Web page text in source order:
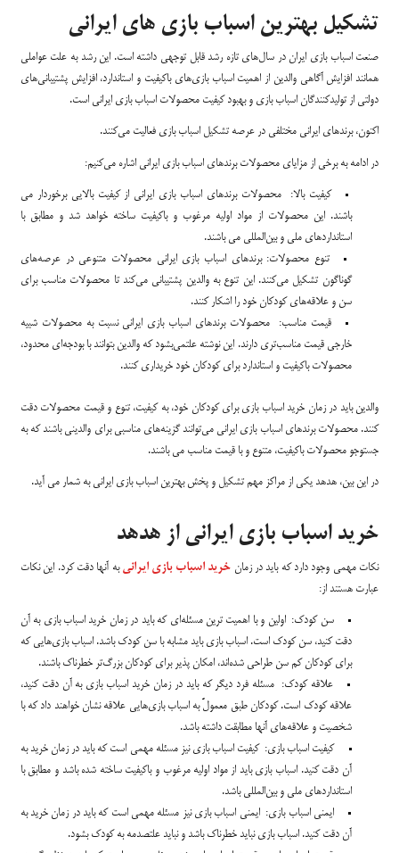
تشکیل بهترین اسباب بازی های ایرانی
صنعت اسباب بازی ایران در سال‌های تازه رشد قابل توجهی داشته است. این رشد به علت عواملی
همانند افزایش آگاهی والدین از اهمیت اسباب بازی‌های باکیفیت و استاندارد، افزایش پشتیبانی‌های
دولتی از تولیدکنندگان اسباب بازی و بهبود کیفیت محصولات اسباب بازی ایرانی است.
اکنون، برندهای ایرانی مختلفی در عرصه تشکیل اسباب بازی فعالیت می‌کنند.
در ادامه به برخی از مزایای محصولات برندهای اسباب بازی ایرانی اشاره می‌کنیم:
کیفیت بالا: محصولات برندهای اسباب بازی ایرانی از کیفیت بالایی برخوردار می
باشند. این محصولات از مواد اولیه مرغوب و باکیفیت ساخته خواهد شد و مطابق با
استانداردهای ملی و بین‌المللی می باشند.
تنوع محصولات: برندهای اسباب بازی ایرانی محصولات متنوعی در عرصه‌های
گوناگون تشکیل می‌کنند. این تنوع به والدین پشتیبانی می‌کند تا محصولات مناسب برای
سن و علاقه‌های کودکان خود را اشکار کنند.
قیمت مناسب: محصولات برندهای اسباب بازی ایرانی نسبت به محصولات شبیه
خارجی قیمت مناسب‌تری دارند. این نوشته علتمی‌بشود که والدین بتوانند با بودجه‌ای محدود،
محصولات باکیفیت و استاندارد برای کودکان خود خریداری کنند.
والدین باید در زمان خرید اسباب بازی برای کودکان خود، به کیفیت، تنوع و قیمت محصولات دقت
کنند. محصولات برندهای اسباب بازی ایرانی می‌توانند گزینه‌های مناسبی برای والدینی باشند که به
جستوجو محصولات باکیفیت، متنوع و با قیمت مناسب می باشند.
در این بین، هدهد یکی از مراکز مهم تشکیل و پخش بهترین اسباب بازی ایرانی به شمار می آید.
خرید اسباب بازی ایرانی از هدهد
نکات مهمی وجود دارد که باید در زمان خرید اسباب بازی ایرانی به آنها دقت کرد. این نکات
عبارت هستند از:
سن کودک: اولین و با اهمیت ترین مسئله‌ای که باید در زمان خرید اسباب بازی به آن
دقت کنید، سن کودک است. اسباب بازی باید مشابه با سن کودک باشد. اسباب بازی‌هایی که
برای کودکان کم سن طراحی شده‌اند، امکان پذیر برای کودکان بزرگ‌تر خطرناک باشند.
علاقه کودک: مسئله فرد دیگر که باید در زمان خرید اسباب بازی به آن دقت کنید،
علاقه کودک است. کودکان طبق معمولً به اسباب بازی‌هایی علاقه نشان خواهند داد که با
شخصیت و علاقه‌های آنها مطابقت داشته باشد.
کیفیت اسباب بازی: کیفیت اسباب بازی نیز مسئله مهمی است که باید در زمان خرید به
آن دقت کنید. اسباب بازی باید از مواد اولیه مرغوب و باکیفیت ساخته شده باشد و مطابق با
استانداردهای ملی و بین‌المللی باشد.
ایمنی اسباب بازی: ایمنی اسباب بازی نیز مسئله مهمی است که باید در زمان خرید به
آن دقت کنید. اسباب بازی نباید خطرناک باشد و نباید علتصدمه به کودک بشود.